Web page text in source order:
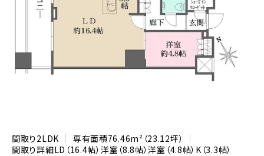
間取り 2LDK 専有面積76.46m²（23.12坪）
間取り詳細LD（16.4帖） 洋室（8.8帖）洋室（4.8帖） K（3.3帖）